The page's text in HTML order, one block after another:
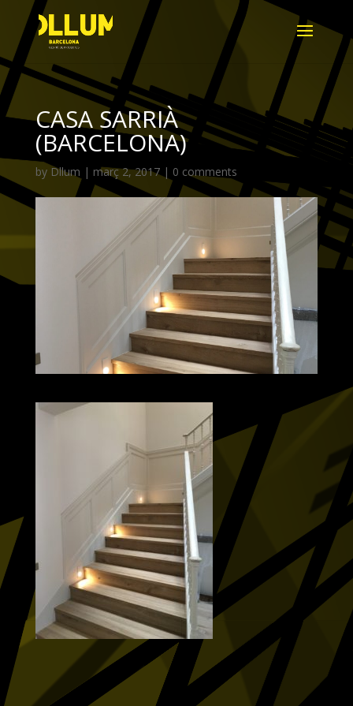
CASA SARRIÀ
(BARCELONA)
by Dllum | març 2, 2017| 0 comments